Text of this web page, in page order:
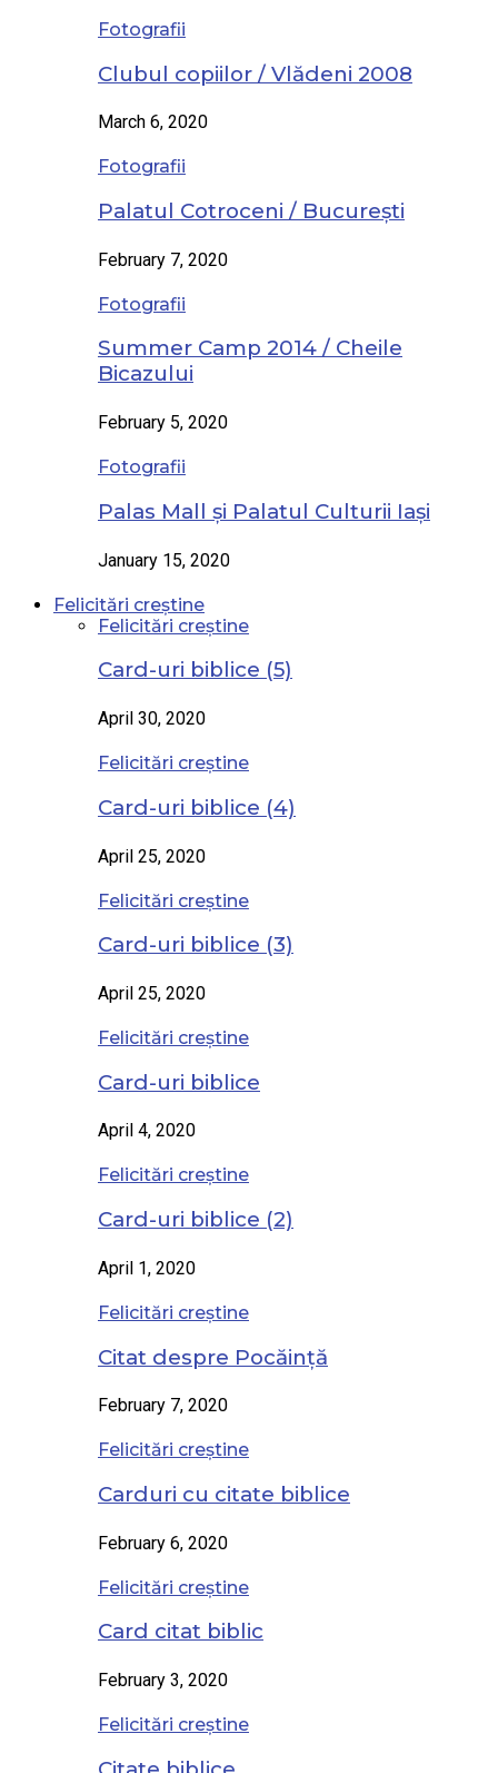
Fotografii
Clubul copiilor / Vlădeni 2008
March 6, 2020
Fotografii
Palatul Cotroceni / București
February 7, 2020
Fotografii
Summer Camp 2014 / Cheile
Bicazului
February 5, 2020
Fotografii
Palas Mall și Palatul Culturii Iași
January 15, 2020
Felicitări creștine
Felicitări creștine
Card-uri biblice (5)
April 30, 2020
Felicitări creștine
Card-uri biblice (4)
April 25, 2020
Felicitări creștine
Card-uri biblice (3)
April 25, 2020
Felicitări creștine
Card-uri biblice
April 4, 2020
Felicitări creștine
Card-uri biblice (2)
April 1, 2020
Felicitări creștine
Citat despre Pocăință
February 7, 2020
Felicitări creștine
Carduri cu citate biblice
February 6, 2020
Felicitări creștine
Card citat biblic
February 3, 2020
Felicitări creștine